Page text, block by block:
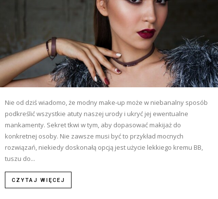
Nie od dziś wiadomo, że modny make-up może w niebanalny sposób
podkreślić wszystkie atuty naszej urody i ukryć jej ewentualne
mankamenty. Sekret tkwi w tym, aby dopasować makijaż do
konkretnej osoby. Nie zawsze musi być to przykład mocnych
rozwiązań, niekiedy doskonałą opcją jest użycie lekkiego kremu BB,
tuszu do...
CZYTAJ WIĘCEJ